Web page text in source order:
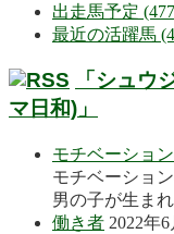
出走馬予定
最近の活躍馬
「シュウ
マ日和)」
モチベーショ
モチベーショ
男の子が生ま
働き者 2022年6